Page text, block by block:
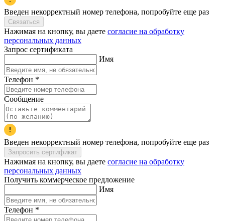
Введен некорректный номер телефона, попробуйте еще раз
Связаться
Нажимая на кнопку, вы даете согласие на обработку
персональных данных
Запрос сертификата
Имя
Телефон *
Сообщение
Введен некорректный номер телефона, попробуйте еще раз
Запросить сертификат
Нажимая на кнопку, вы даете согласие на обработку
персональных данных
Получить коммерческое предложение
Имя
Телефон *